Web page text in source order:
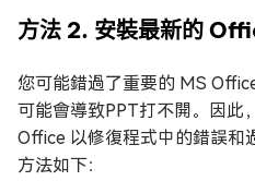
方法 2. 安裝最新的
您可能錯過了重要的 MS
可能會導致PPT打不開。因
Office 以修復程式中的錯誤和
方法如下：